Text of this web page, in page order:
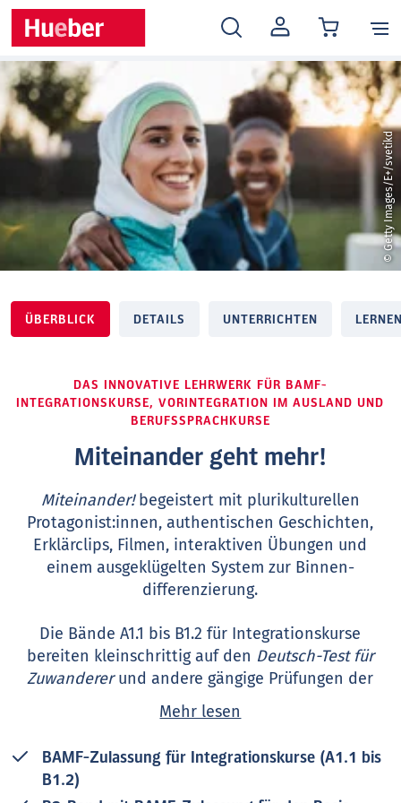
MEIN
KONTO
© Getty Images/E+/svetikd
ÜBERBLICK DETAILS UNTERRICHTEN
DAS INNOVATIVE LEHRWERK FÜR BAMF-
INTEGRATIONSKURSE, VORINTEGRATION IM AUSLAND UND
BERUFSSPRACHKURSE
Miteinander geht mehr!
Miteinander! begeistert mit plurikulturellen
Protagonist:innen, authentischen Geschichten,
Erklärclips, Filmen, interaktiven Übungen und
einem ausgeklügelten System zur Binnen­
differenzierung.
Die Bände A1.1 bis B1.2 für Integrationskurse
bereiten kleinschrittig auf den Deutsch-Test für
Zuwandererund andere gängige Prüfungen der
Niveaustufe vor.
Neu: Miteinander! B2wurde jetzt vom BAMF für den
Basis-Berufssprachkurs B2zugelassen. Im
Anschluss an den Integrationskurs können die
Mehr lesen
BAMF-Zulassung für Integrationskurse (A1.1 bis
B1.2)